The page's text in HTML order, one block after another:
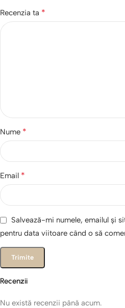
Recenzii
Nu există recenzii până acum.
Recenzia ta *
Nume *
Email *
Salvează-mi numele, emailul și
pentru data viitoare când o să